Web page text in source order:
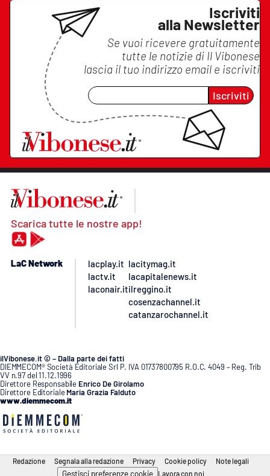
Iscriviti
alla Newsletter
Se vuoi ricevere gratuitamente
tutte le notizie di Il Vibonese
lascia il tuo indirizzo email e iscriviti
Iscriviti
Scarica tutte le nostre app!
LaC Network
lacplay.it
lactv.it
laconair.it
lacitymag.it
lacapitalenews.it
ilreggino.it
cosenzachannel.it
catanzarochannel.it
ilVibonese.it © – Dalla parte dei fatti
DIEMMECOM® Società Editoriale Srl P. IVA 01737800795 R.O.C. 4049 – Reg. Trib
VV n.97 del 11.12.1996
Direttore Responsabile Enrico De Girolamo
Direttore Editoriale Maria Grazia Falduto
www.diemmecom.it
Redazione Segnala alla redazione Privacy Cookie policy Note legali
Gestisci preferenze cookie Lavora con noi